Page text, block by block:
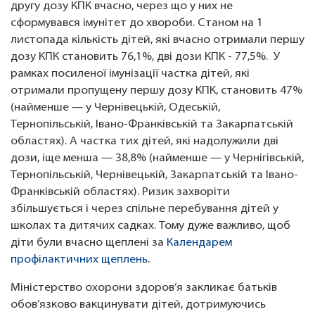
другу дозу КПК вчасно, через що у них не
сформувався імунітет до хвороби. Станом на 1
листопада кількість дітей, які вчасно отримали першу
дозу КПК становить 76,1%, дві дози КПК - 77,5%. У
рамках посиленої імунізації частка дітей, які
отримали пропущену першу дозу КПК, становить 47%
(найменше — у Чернівецькій, Одеській,
Тернопільській, Івано-Франківській та Закарпатській
областях). А частка тих дітей, які надолужили дві
дози, іще менша — 38,8% (найменше — у Чернігівській,
Тернопільській, Чернівецькій, Закарпатській та Івано-
Франківській областях). Ризик захворіти
збільшується і через спільне перебування дітей у
школах та дитячих садках. Тому дуже важливо, щоб
діти були вчасно щеплені за Календарем
профілактичних щеплень.
Міністерство охорони здоров’я закликає батьків
обов’язково вакцинувати дітей, дотримуючись